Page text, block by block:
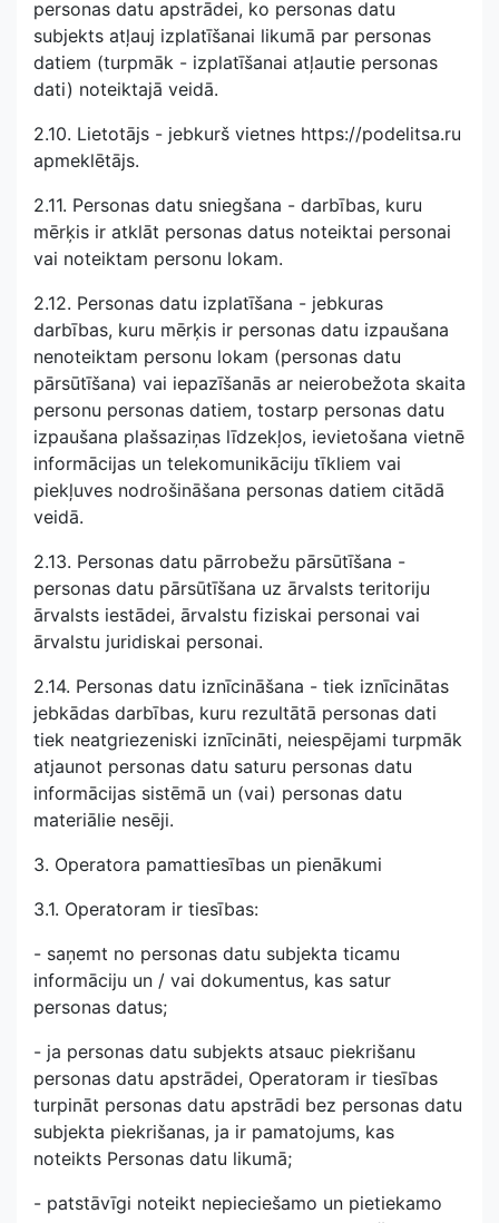
personas datu apstrādei, ko personas datu
subjekts atļauj izplatīšanai likumā par personas
datiem (turpmāk - izplatīšanai atļautie personas
dati) noteiktajā veidā.
2.10. Lietotājs - jebkurš vietnes https://podelitsa.ru
apmeklētājs.
2.11. Personas datu sniegšana - darbības, kuru
mērķis ir atklāt personas datus noteiktai personai
vai noteiktam personu lokam.
2.12. Personas datu izplatīšana - jebkuras
darbības, kuru mērķis ir personas datu izpaušana
nenoteiktam personu lokam (personas datu
pārsūtīšana) vai iepazīšanās ar neierobežota skaita
personu personas datiem, tostarp personas datu
izpaušana plašsaziņas līdzekļos, ievietošana vietnē
informācijas un telekomunikāciju tīkliem vai
piekļuves nodrošināšana personas datiem citādā
veidā.
2.13. Personas datu pārrobežu pārsūtīšana -
personas datu pārsūtīšana uz ārvalsts teritoriju
ārvalsts iestādei, ārvalstu fiziskai personai vai
ārvalstu juridiskai personai.
2.14. Personas datu iznīcināšana - tiek iznīcinātas
jebkādas darbības, kuru rezultātā personas dati
tiek neatgriezeniski iznīcināti, neiespējami turpmāk
atjaunot personas datu saturu personas datu
informācijas sistēmā un (vai) personas datu
materiālie nesēji.
3. Operatora pamattiesības un pienākumi
3.1. Operatoram ir tiesības:
- saņemt no personas datu subjekta ticamu
informāciju un / vai dokumentus, kas satur
personas datus;
- ja personas datu subjekts atsauc piekrišanu
personas datu apstrādei, Operatoram ir tiesības
turpināt personas datu apstrādi bez personas datu
subjekta piekrišanas, ja ir pamatojums, kas
noteikts Personas datu likumā;
- patstāvīgi noteikt nepieciešamo un pietiekamo